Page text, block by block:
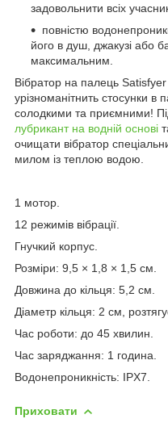
задовольнити всіх
повністю
його в душ, джакузі або
максимальним.
Вібратор на палець
урізноманітнить стосунки в
солодкими та приємними!
лубрикант на водній основі
очищати вібратор
милом із теплою водою.
1 мотор.
12 режимів вібрації.
Гнучкий корпус.
Розміри: 9,5 × 1,8 × 1,5 см.
Довжина до кільця: 5,2 см.
Діаметр кільця: 2 см,
Час роботи: до 45 хвилин.
Час заряджання: 1 година.
Водонепроникність: IPX7.
Приховати